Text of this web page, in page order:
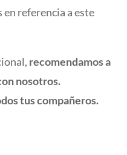
referencia a este
recomendamos a
nosotros.
tus compañeros.